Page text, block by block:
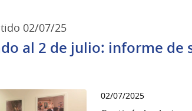
02/07/25
al 2 de julio: informe de
02/07/2025